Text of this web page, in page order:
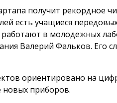
получит рекордное
есть учащиеся
в молодежных
Валерий Фальков. Его
ориентировано на
новых приборов.